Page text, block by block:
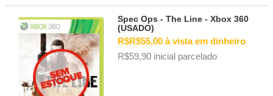
Spec Ops - The Line - Xbox 360
(USADO)
R$R$55,00 à vista em dinheiro
R$59,90 inicial parcelado